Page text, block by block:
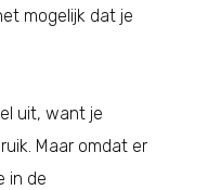
mogelijk dat je
uit, want je
Maar omdat er
in de